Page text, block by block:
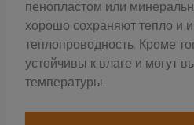
пенопластом или
хорошо сохраняют тепло и
теплопроводность. Кроме
устойчивы к влаге и могут
температуры.